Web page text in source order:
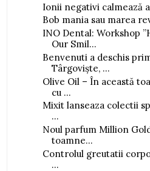
Ionii negativi calmează
Bob mania sau marea
INO Dental: Workshop
Our Smil...
Benvenuti a deschis
Târgoviște, ...
Olive Oil – În această
cu ...
Mixit lanseaza colectii
...
Noul parfum Million
toamne...
Controlul greutatii
...